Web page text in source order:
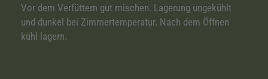
Vor dem Verfüttern gut mischen. Lagerung ungekühlt
und dunkel bei Zimmertemperatur. Nach dem Öffnen
kühl lagern.